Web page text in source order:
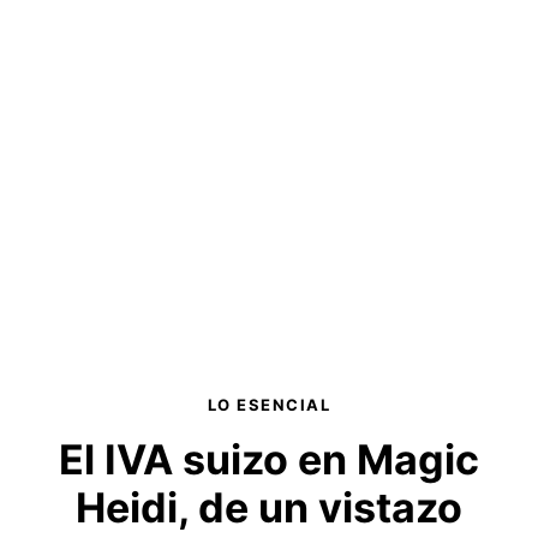
LO ESENCIAL
El IVA suizo en Magic
Heidi, de un vistazo